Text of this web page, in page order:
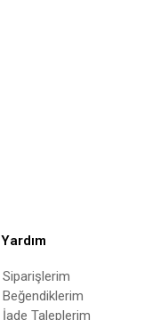
Yardım
Siparişlerim
Beğendiklerim
İade Taleplerim